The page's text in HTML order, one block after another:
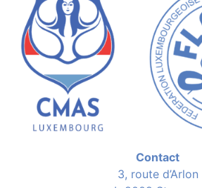
Contact
3, route d’Arlon